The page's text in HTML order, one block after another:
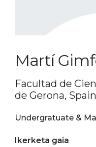
Martí
Facultad de
de Gerona, Spain
Undergratuate &
Ikerketa gaia